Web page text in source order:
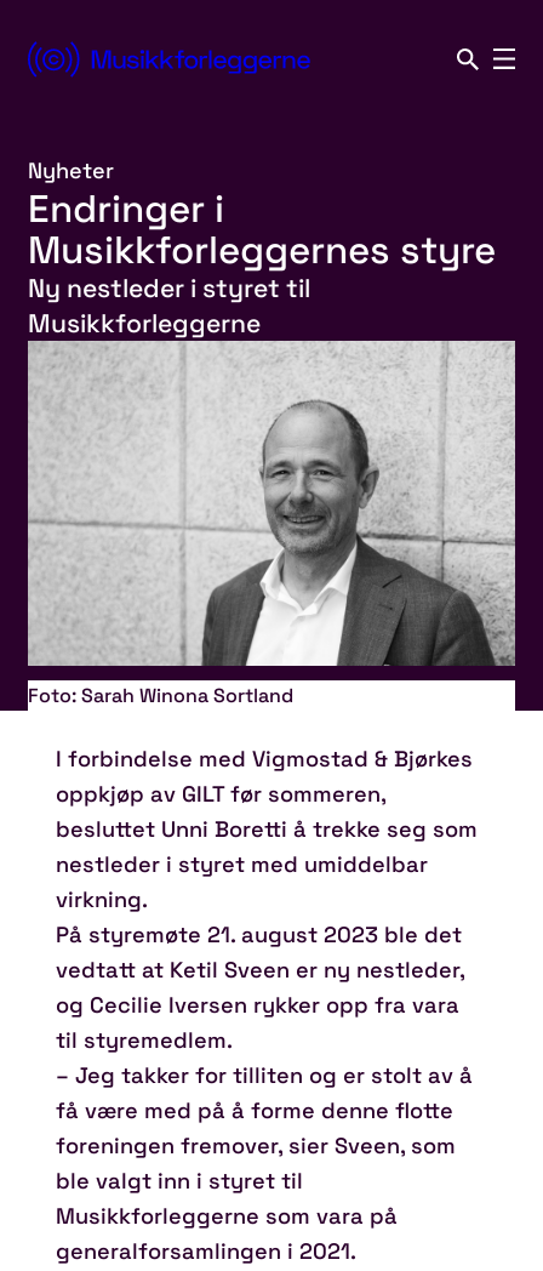
innhold
Norsk
Nyheter
Endringer i
Musikkforleggernes styre
Ny nestleder i styret til
Musikkforleggerne
Foto: Sarah Winona Sortland
I forbindelse med Vigmostad & Bjørkes
oppkjøp av GILT før sommeren,
besluttet Unni Boretti å trekke seg som
nestleder i styret med umiddelbar
virkning.
På styremøte 21. august 2023 ble det
vedtatt at Ketil Sveen er ny nestleder,
og Cecilie Iversen rykker opp fra vara
til styremedlem.
– Jeg takker for tilliten og er stolt av å
få være med på å forme denne flotte
foreningen fremover, sier Sveen, som
ble valgt inn i styret til
Musikkforleggerne som vara på
generalforsamlingen i 2021.